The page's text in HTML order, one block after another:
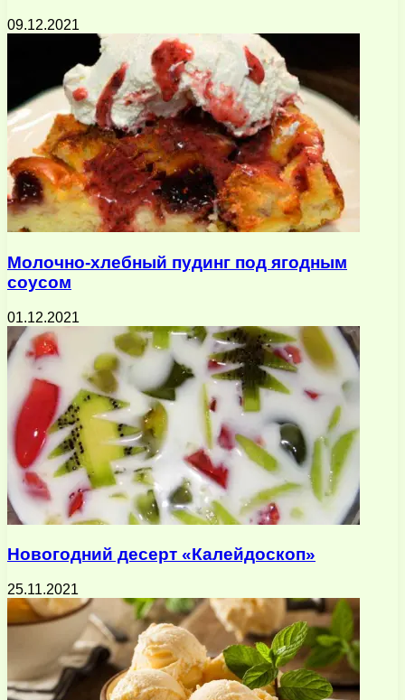
09.12.2021
Молочно-хлебный пудинг под ягодным
соусом
01.12.2021
Новогодний десерт «Калейдоскоп»
25.11.2021